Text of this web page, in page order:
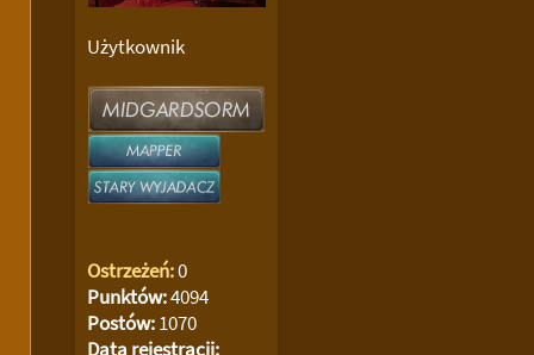
Użytkownik
Ostrzeżeń:0
Punktów:4094
Postów:1070
Data rejestracji: